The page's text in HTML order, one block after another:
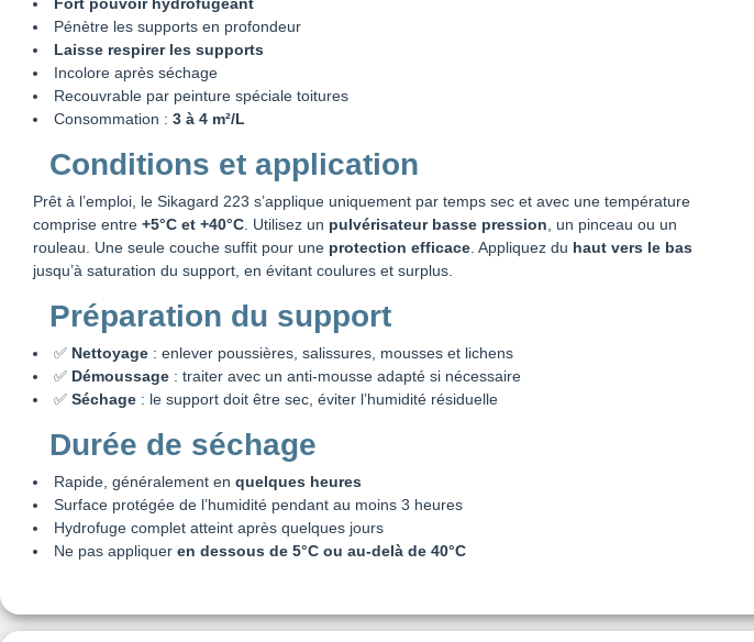
Fort pouvoir hydrofugeant
Pénètre les supports en profondeur
Laisse respirer les supports
Incolore après séchage
Recouvrable par peinture spéciale toitures
Consommation : 3 à 4 m²/L
Conditions et application
Prêt à l’emploi, le Sikagard 223 s’applique uniquement par temps sec et avec une température
comprise entre +5°C et +40°C. Utilisez un pulvérisateur basse pression, un pinceau ou un
rouleau. Une seule couche suffit pour une protection efficace. Appliquez du haut vers le bas
jusqu’à saturation du support, en évitant coulures et surplus.
Préparation du support
✅ Nettoyage : enlever poussières, salissures, mousses et lichens
✅ Démoussage : traiter avec un anti-mousse adapté si nécessaire
✅ Séchage : le support doit être sec, éviter l’humidité résiduelle
Durée de séchage
Rapide, généralement en quelques heures
Surface protégée de l’humidité pendant au moins 3 heures
Hydrofuge complet atteint après quelques jours
Ne pas appliquer en dessous de 5°C ou au-delà de 40°C